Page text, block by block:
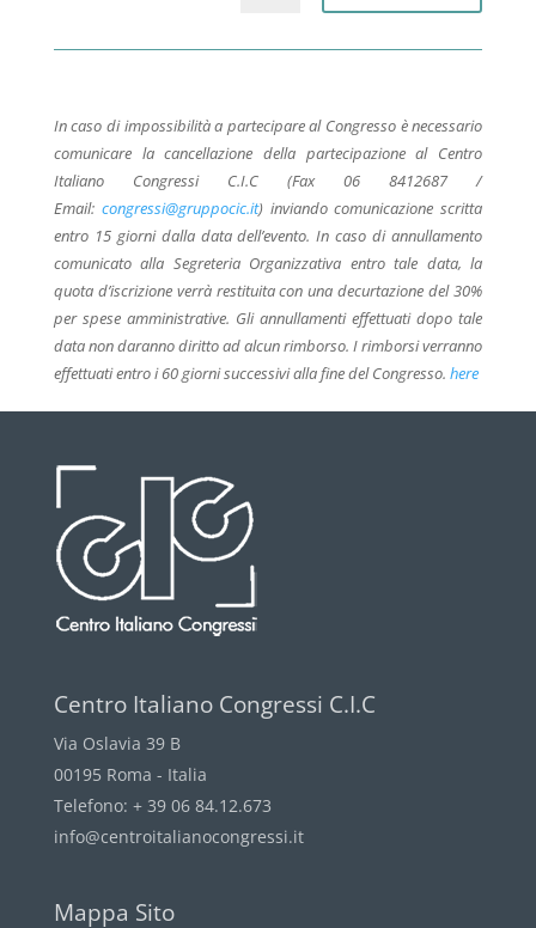
In caso di impossibilità a partecipare al Congresso è necessario
comunicare la cancellazione della partecipazione al Centro
Italiano Congressi C.I.C (Fax 06 8412687 /
Email: congressi@gruppocic.it) inviando comunicazione scritta
entro 15 giorni dalla data dell’evento. In caso di annullamento
comunicato alla Segreteria Organizzativa entro tale data, la
quota d’iscrizione verrà restituita con una decurtazione del 30%
per spese amministrative. Gli annullamenti effettuati dopo tale
data non daranno diritto ad alcun rimborso. I rimborsi verranno
effettuati entro i 60 giorni successivi alla fine del Congresso. here
Centro Italiano Congressi C.I.C
Via Oslavia 39 B
00195 Roma - Italia
Telefono: + 39 06 84.12.673
info@centroitalianocongressi.it
Mappa Sito